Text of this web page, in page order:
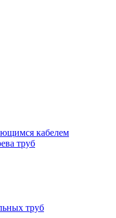
кабелем
труб
труб